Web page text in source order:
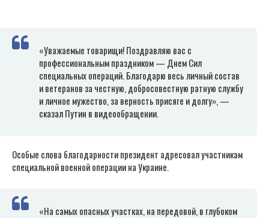
«Уважаемые товарищи! Поздравляю вас с
профессиональным праздником — Днем Сил
специальных операций. Благодарю весь личный состав
и ветеранов за честную, добросовестную ратную службу
и личное мужество, за верность присяге и долгу», —
сказал Путин в видеообращении.
Особые слова благодарности президент адресовал участникам
специальной военной операции на Украине.
«На самых опасных участках, на передовой, в глубоком